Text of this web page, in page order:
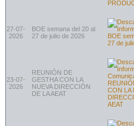
27-07-
2026
BOE semana del 20 al
27 de julio de 2026
23-07-
2026
REUNIÓN DE
GESTHA CON LA
NUEVA DIRECCIÓN
DE LA AEAT